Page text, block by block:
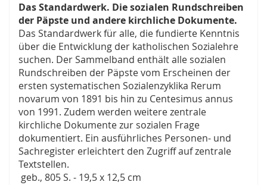
Das Standardwerk. Die sozialen Rundschreiben
der Päpste und andere kirchliche Dokumente.
Das Standardwerk für alle, die fundierte Kenntnis
über die Entwicklung der katholischen Sozialehre
suchen. Der Sammelband enthält alle sozialen
Rundschreiben der Päpste vom Erscheinen der
ersten systematischen Sozialenzyklika Rerum
novarum von 1891 bis hin zu Centesimus annus
von 1991. Zudem werden weitere zentrale
kirchliche Dokumente zur sozialen Frage
dokumentiert. Ein ausführliches Personen- und
Sachregister erleichtert den Zugriff auf zentrale
Textstellen.
geb., 805 S. - 19,5 x 12,5 cm